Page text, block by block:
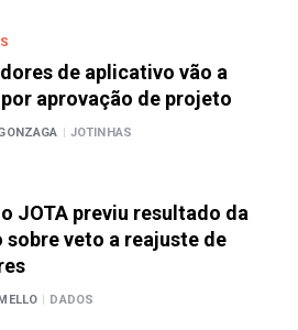
de aplicativo vão a
aprovação de projeto
| JOTINHAS
JOTA previu resultado da
sobre veto a reajuste de
| DADOS